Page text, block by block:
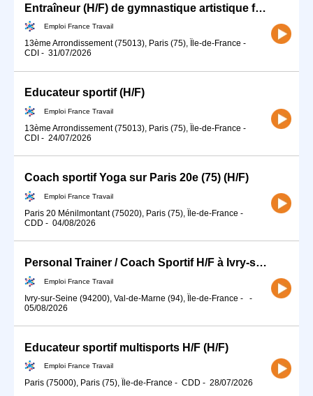
Entraîneur (H/F) de gymnastique artistique féminine (H/F)
Emploi France Travail
13ème Arrondissement (75013), Paris (75), Île-de-France -
CDI - 31/07/2026
Educateur sportif (H/F)
Emploi France Travail
13ème Arrondissement (75013), Paris (75), Île-de-France -
CDI - 24/07/2026
Coach sportif Yoga sur Paris 20e (75) (H/F)
Emploi France Travail
Paris 20 Ménilmontant (75020), Paris (75), Île-de-France -
CDD - 04/08/2026
Personal Trainer / Coach Sportif H/F à Ivry-sur-Seine (94) (H/F)
Emploi France Travail
Ivry-sur-Seine (94200), Val-de-Marne (94), Île-de-France -
-
05/08/2026
Educateur sportif multisports H/F (H/F)
Emploi France Travail
Paris (75000), Paris (75), Île-de-France - CDD - 28/07/2026